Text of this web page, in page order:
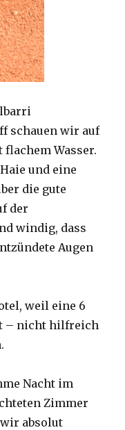
schauen wir auf
flachem Wasser.
und eine
die gute
der
windig, dass
Augen
weil eine 6
– nicht hilfreich
Nacht im
Zimmer
absolut